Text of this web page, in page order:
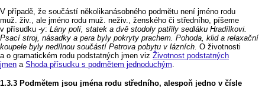
V případě, že součástí několikanásobného podmětu není jméno rodu
muž. živ., ale jméno rodu muž. neživ., ženského či středního, píšeme
v přísudku ‑y: Lány polí, statek a dvě stodoly patřily sedláku Hradílkovi.
Psací stroj, násadky a pera byly pokryty prachem. Pohoda, klid a relaxační
koupele byly nedílnou součástí Petrova pobytu v lázních. O životnosti
a o gramatickém rodu podstatných jmen viz Životnost podstatných
jmen a Shoda přísudku s podmětem jednoduchým.
Podmětem jsou jména rodu středního, alespoň jedno v čísle